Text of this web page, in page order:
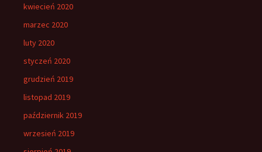
kwiecień 2020
marzec 2020
luty 2020
styczeń 2020
grudzień 2019
listopad 2019
październik 2019
wrzesień 2019